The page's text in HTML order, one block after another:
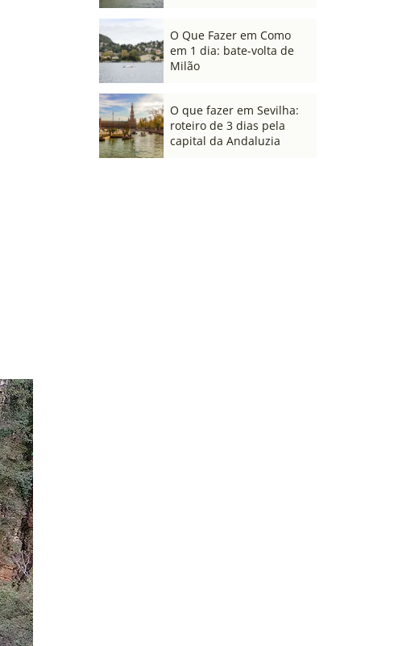
O Que Fazer em Como
em 1 dia: bate-volta de
Milão
O que fazer em Sevilha:
roteiro de 3 dias pela
capital da Andaluzia